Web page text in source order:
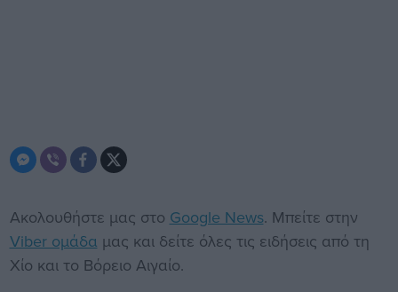
Ακολουθήστε μας στο Google News. Μπείτε στην
Viber ομάδα μας και δείτε όλες τις ειδήσεις από τη
Χίο και το Βόρειο Αιγαίο.